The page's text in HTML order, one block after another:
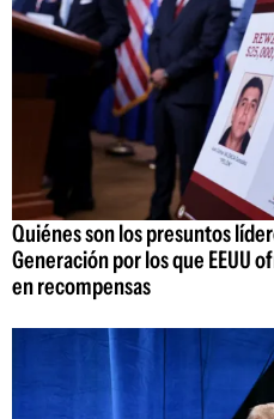
Quiénes son los presuntos
Generación por los que EEUU
en recompensas